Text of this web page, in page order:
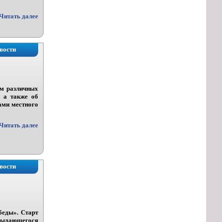
далее
различных
а также об
местного
далее
Старт